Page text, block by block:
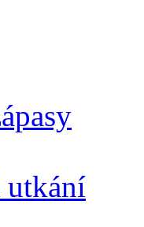
utkání